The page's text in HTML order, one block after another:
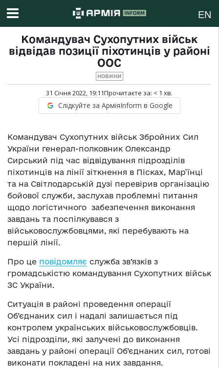
EN
Командувач Сухопутних військ
відвідав позиції піхотинців у районі
ООС
НОВИНИ
31 Січня 2022, 19:11Прочитаєте за: < 1 хв.
Слідкуйте за АрміяInform в Google
Командувач Сухопутних військ Збройних Сил
України генерал-полковник Олександр
Сирський під час відвідування підрозділів
піхотинців на лінії зіткнення в Пісках, Мар’їнці
та на Світлодарській дузі перевірив організацію
бойової служби, заслухав проблемні питання
щодо логістичного забезпечення виконання
завдань та поспілкувався з
військовослужбовцями, які перебувають на
першій лінії.
Про це повідомляє служба зв’язків з
громадськістю командування Сухопутних військ
ЗС України.
Ситуація в районі проведення операції
Об’єднаних сил і надалі залишається під
контролем українських військовослужбовців.
Усі підрозділи, які залучені до виконання
завдань у районі операції Об’єднаних сил, готові
виконати покладені на них завдання.